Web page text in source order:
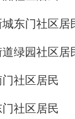
城东门社区居
绿园社区居
社区居民
社区居民